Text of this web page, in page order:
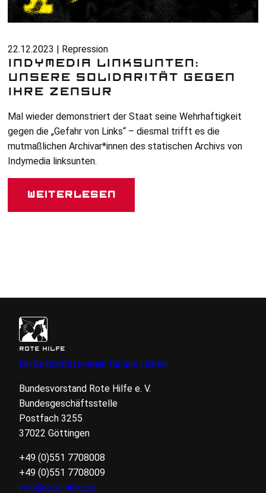
22.12.2023 | Repression
INDYMEDIA LINKSUNTEN:
UNSERE SOLIDARITÄT GEGEN
IHRE ZENSUR
Mal wieder demonstriert der Staat seine Wehrhaftigkeit
gegen die „Gefahr von Links“ – diesmal trifft es die
mutmaßlichen Archivar*innen des statischen Archivs von
Indymedia linksunten.
Weiterlesen
ROTE HILFE
Ein Solidaritätsverein für alle Linken
Bundesvorstand Rote Hilfe e. V.
Bundesgeschäftsstelle
Postfach 3255
37022 Göttingen
+49 (0)551 7708008
+49 (0)551 7708009
info@rote-hilfe.de